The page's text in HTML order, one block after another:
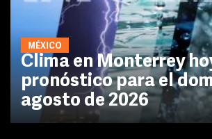
MÉXICO
Clima en Monterrey
pronóstico para el
agosto de 2026